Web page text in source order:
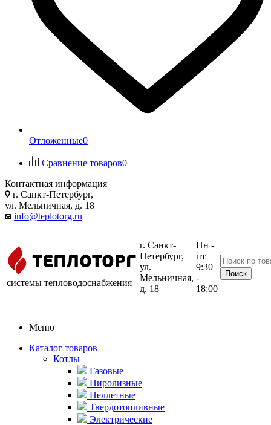
Отложенные0
Сравнение товаров0
Контактная информация
г. Санкт-Петербург,
ул. Мельничная, д. 18
info@teplotorg.ru
системы тепловодоснабжения
г. Санкт-
Петербург,
ул.
Мельничная,
д. 18
Пн -
пт
9:30
-
18:00
Меню
Каталог товаров
Котлы
Газовые
Пиролизные
Пеллетные
Твердотопливные
Электрические